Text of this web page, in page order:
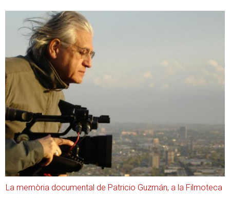
La memòria documental de Patricio Guzmán, a la Filmoteca